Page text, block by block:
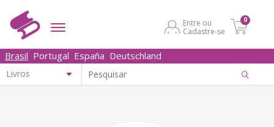
Entre ou
Cadastre-se
0
Brasil Portugal España Deutschland